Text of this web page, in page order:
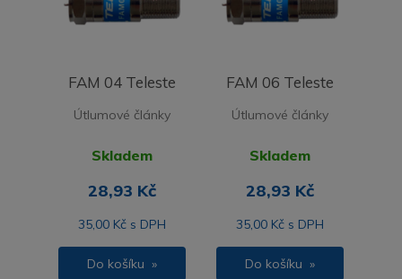
FAM 04 Teleste
Útlumové články
Skladem
28,93 Kč
35,00 Kč s DPH
Do košíku »
FAM 06 Teleste
Útlumové články
Skladem
28,93 Kč
35,00 Kč s DPH
Do košíku »